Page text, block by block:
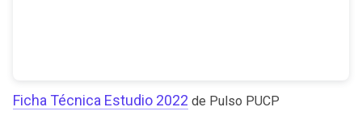
Ficha Técnica Estudio 2022 de Pulso PUCP